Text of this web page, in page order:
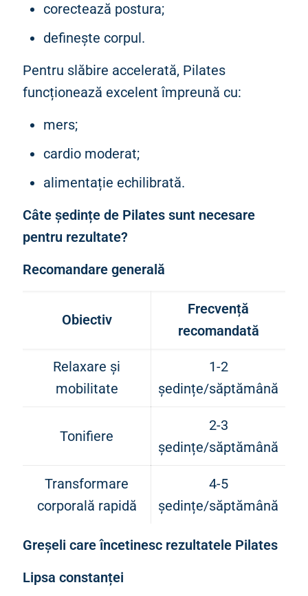
corectează postura;
definește corpul.
Pentru slăbire accelerată, Pilates
funcționează excelent împreună cu:
mers;
cardio moderat;
alimentație echilibrată.
Câte ședințe de Pilates sunt necesare
pentru rezultate?
Recomandare generală
Obiectiv
Frecvență
recomandată
Relaxare și
mobilitate
1-2
ședințe/săptămână
Tonifiere
2-3
ședințe/săptămână
Transformare
corporală rapidă
4-5
ședințe/săptămână
Greșeli care încetinesc rezultatele Pilates
Lipsa constanței